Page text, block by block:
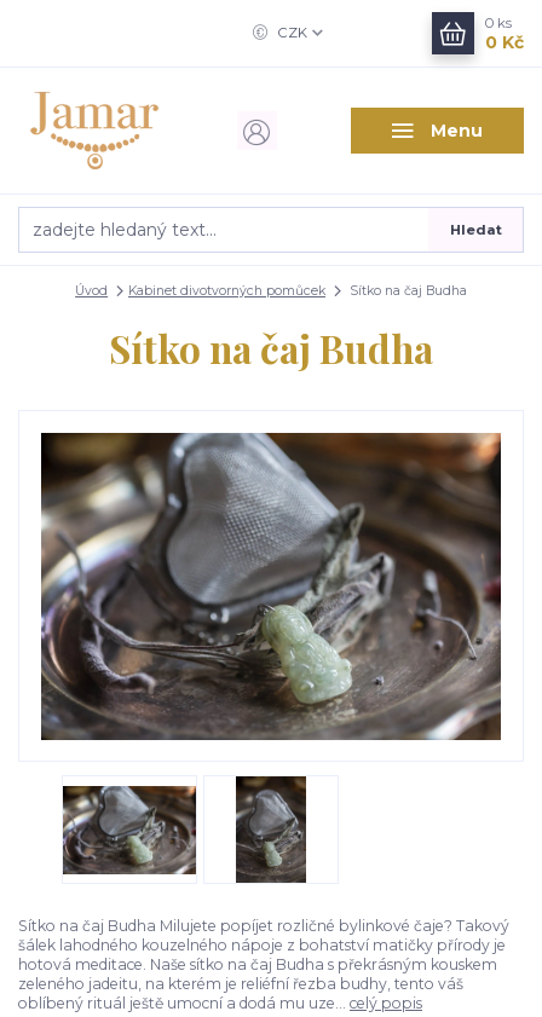
Menu
CZK
Hledat
0 ks
0 Kč
Úvod Kabinet divotvorných pomůcek Sítko na čaj Budha
Sítko na čaj Budha
Sítko na čaj Budha Milujete popíjet rozličné bylinkové čaje? Takový
šálek lahodného kouzelného nápoje z bohatství matičky přírody je
hotová meditace. Naše sítko na čaj Budha s překrásným kouskem
zeleného jadeitu, na kterém je reliéfní řezba budhy, tento váš
oblíbený rituál ještě umocní a dodá mu uze... celý popis